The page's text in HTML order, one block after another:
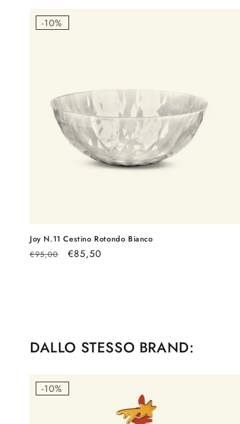
-10%
Joy N.11 Cestino Rotondo Bianco
Prezzo
€95,00
Prezzo
€85,50
DALLO STESSO BRAND:
-10%